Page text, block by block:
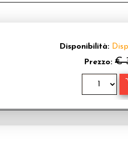
Disponibilità:
Prezzo: €